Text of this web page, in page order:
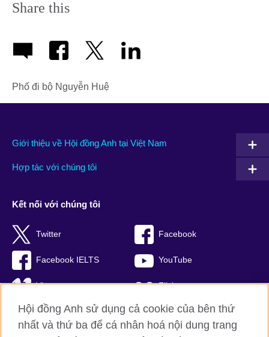
Share this
Phố đi bộ Nguyễn Huệ
Giới thiệu về Hội đồng Anh tại Việt Nam
Hợp tác với chúng tôi
Kết nối với chúng tôi
Twitter Facebook
Facebook IELTS YouTube
Vimeo Flickr
RSS TikTok
Hội đồng Anh sử dụng cả cookie của bên thứ
nhất và thứ ba để cá nhân hoá nội dung trang